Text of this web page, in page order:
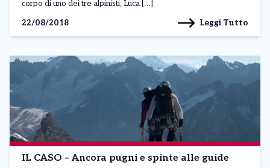
corpo di uno dei tre alpinisti, Luca […]
22/08/2018
Leggi Tutto
IL CASO – Ancora pugni e spinte alle guide